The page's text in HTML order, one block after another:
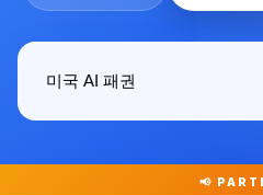
📢